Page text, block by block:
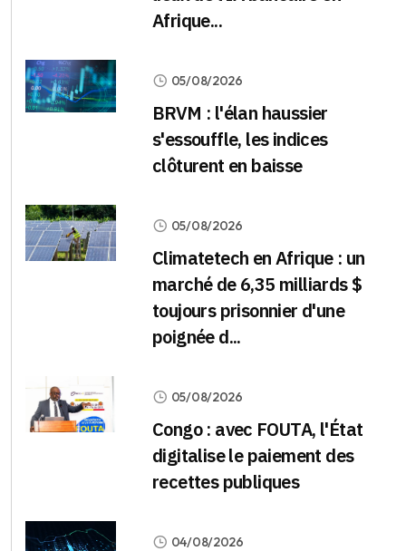
Afrique...
05/08/2026
BRVM : l'élan haussier
s'essouffle, les indices
clôturent en baisse
05/08/2026
Climatetech en Afrique : un
marché de 6,35 milliards $
toujours prisonnier d'une
poignée d...
05/08/2026
Congo : avec FOUTA, l'État
digitalise le paiement des
recettes publiques
04/08/2026